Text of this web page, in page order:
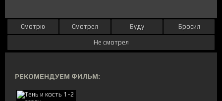
Смотрю Смотрел Буду Бросил
Не смотрел
РЕКОМЕНДУЕМ ФИЛЬМ: